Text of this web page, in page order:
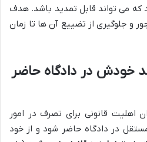
که می تواند قابل تمدید باشد. هدف
و جلوگیری از تضییع آن ها تا زمان
خودش در دادگاه حاضر
اهلیت قانونی برای تصرف در امور
در دادگاه حاضر شود و از خود